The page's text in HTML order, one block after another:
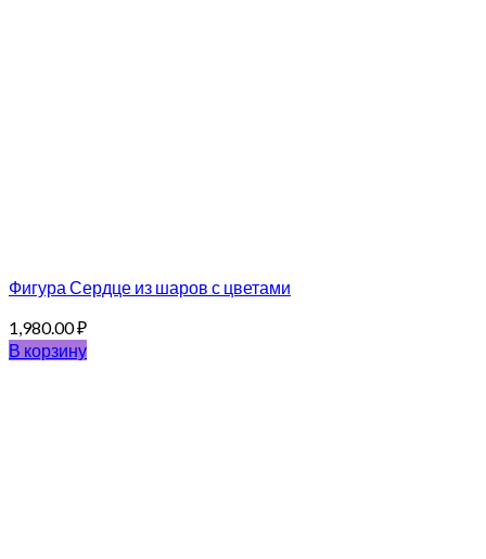
Фигура Сердце из шаров с цветами
1,980.00₽
В корзину